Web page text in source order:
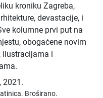
kroniku Zagreba,
devastacije, i
kolumne prvi put na
obogaćene novim
ilustracijama i
,2021.
Broširano.